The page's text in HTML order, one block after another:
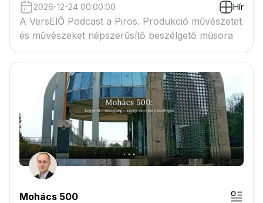
2026-12-24 00:00:00 Hír
A VersElŐ Podcast a Piros. Produkció művészetet
és művészeket népszerűsítő beszélgető műsora
Mohács 500